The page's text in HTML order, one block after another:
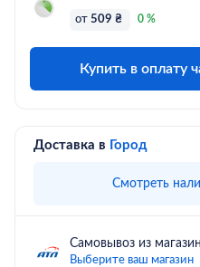
Доставка в Город
Смотреть
Самовывоз из
Выберите ваш магазин
от 509 ₴ 0 %
Купить в оплату